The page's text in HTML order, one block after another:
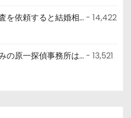
を依頼すると結婚相... - 14,422
の原一探偵事務所は... - 13,521